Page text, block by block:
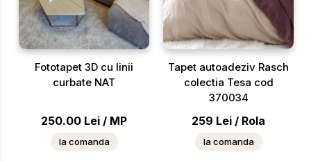
Fototapet 3D cu linii
curbate NAT
250.00 Lei / MP
la comanda
Tapet autoadeziv Rasch
colectia Tesa cod
370034
259 Lei / Rola
la comanda